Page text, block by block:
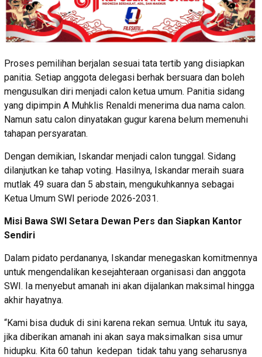
Proses pemilihan berjalan sesuai tata tertib yang disiapkan
panitia. Setiap anggota delegasi berhak bersuara dan boleh
mengusulkan diri menjadi calon ketua umum. Panitia sidang
yang dipimpin A Muhklis Renaldi menerima dua nama calon.
Namun satu calon dinyatakan gugur karena belum memenuhi
tahapan persyaratan.
Dengan demikian, Iskandar menjadi calon tunggal. Sidang
dilanjutkan ke tahap voting. Hasilnya, Iskandar meraih suara
mutlak 49 suara dan 5 abstain, mengukuhkannya sebagai
Ketua Umum SWI periode 2026-2031.
Misi Bawa SWI Setara Dewan Pers dan Siapkan Kantor
Sendiri
Dalam pidato perdananya, Iskandar menegaskan komitmennya
untuk mengendalikan kesejahteraan organisasi dan anggota
SWI. Ia menyebut amanah ini akan dijalankan maksimal hingga
akhir hayatnya.
“Kami bisa duduk di sini karena rekan semua. Untuk itu saya,
jika diberikan amanah ini akan saya maksimalkan sisa umur
hidupku. Kita 60 tahun kedepan tidak tahu yang seharusnya